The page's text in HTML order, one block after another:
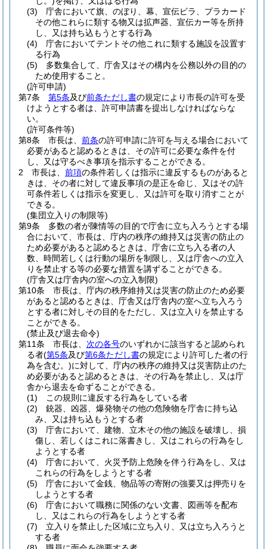
(3)
庁舎において旗、のぼり、幕、宣伝ビラ、プラカード
その他これらに類する物又は拡声器、宣伝カー等を所持
し、又は持ち込もうとする行為
(4)
庁舎においてテントその他これに類する施設を設置す
る行為
(5)
多数集合して、庁舎又はその構内を公務以外の目的の
ため使用すること。
(許可申請)
第7条
第5条及び前条ただし書の規定により市長の許可を受
けようとする者は、許可申請書を提出しなければならな
い。
(許可条件等)
第8条
市長は、 前条の許可申請に許可を与える場合において
必要があると認めるときは、その許可に必要な条件を付
し、又は守るべき事項を指示することができる。
2
市長は、 前項の条件若しくは指示に違反するものがあると
きは、その者に対して違反事項の是正を命じ、又はその許
可条件若しくは指示を変更し、又は許可を取り消すことが
できる。
(集団立入りの制限等)
第9条
多数の者が陳情等の目的で庁舎に立ち入ろうとする場
合において、市長は、庁内の秩序の維持又は災害の防止の
ため必要があると認めるときは、庁舎に立ち入る者の人
数、時間若しくは行動の場所を制限し、又は庁舎への立入
りを禁止する等の必要な措置を講ずることができる。
(庁舎又は庁舎内の室への立入制限)
第10条
市長は、庁内の秩序維持又は災害の防止のため必要
があると認めるときは、庁舎又は庁舎内の室へ立ち入ろう
とする者に対しその目的をただし、又は立入りを禁止する
ことができる。
(禁止及び退去命令)
第11条
市長は、 次の各号のいずれかに該当すると認められ
る者(第5条及び第6条ただし書の規定により許可した者の行
為を含む。)に対して、庁内の秩序の維持又は災害防止のた
め必要があると認めるときは、その行為を禁止し、又は庁
舎から退去を命ずることができる。
(1)
この規則に違反する行為をしている者
(2)
銃器、凶器、爆発物その他の危険物を庁舎に持ち込
み、又は持ち込もうとする者
(3)
庁舎において、建物、立木その他の施設を破壊し、損
傷し、若しくはこれに落書きし、又はこれらの行為をし
ようとする者
(4)
庁舎において、火災予防上危険を伴う行為をし、又は
これらの行為をしようとする者
(5)
庁舎において金銭、物品等の寄附の強要又は押売りを
しようとする者
(6)
庁舎において職務に関係のない文書、図画等を配布
し、又はこれらの行為をしようとする者
(7)
立入りを禁止した区域に立ち入り、又は立ち入ろうと
する者